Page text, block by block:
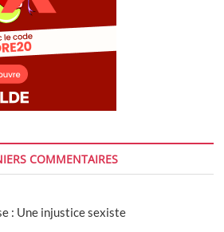
COMMENTAIRES
: Une injustice sexiste